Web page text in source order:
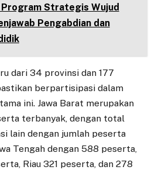
Strategis Wujud
Pengabdian dan
dari 34 provinsi dan 177
berpartisipasi dalam
ini. Jawa Barat merupakan
terbanyak, dengan total
lain dengan jumlah peserta
Tengah dengan 588 peserta,
Riau 321 peserta, dan 278